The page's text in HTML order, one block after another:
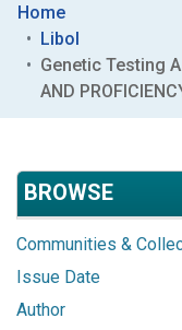
Home
Libol
Genetic Testing A
AND
BROWSE
Communities &
Issue Date
Author